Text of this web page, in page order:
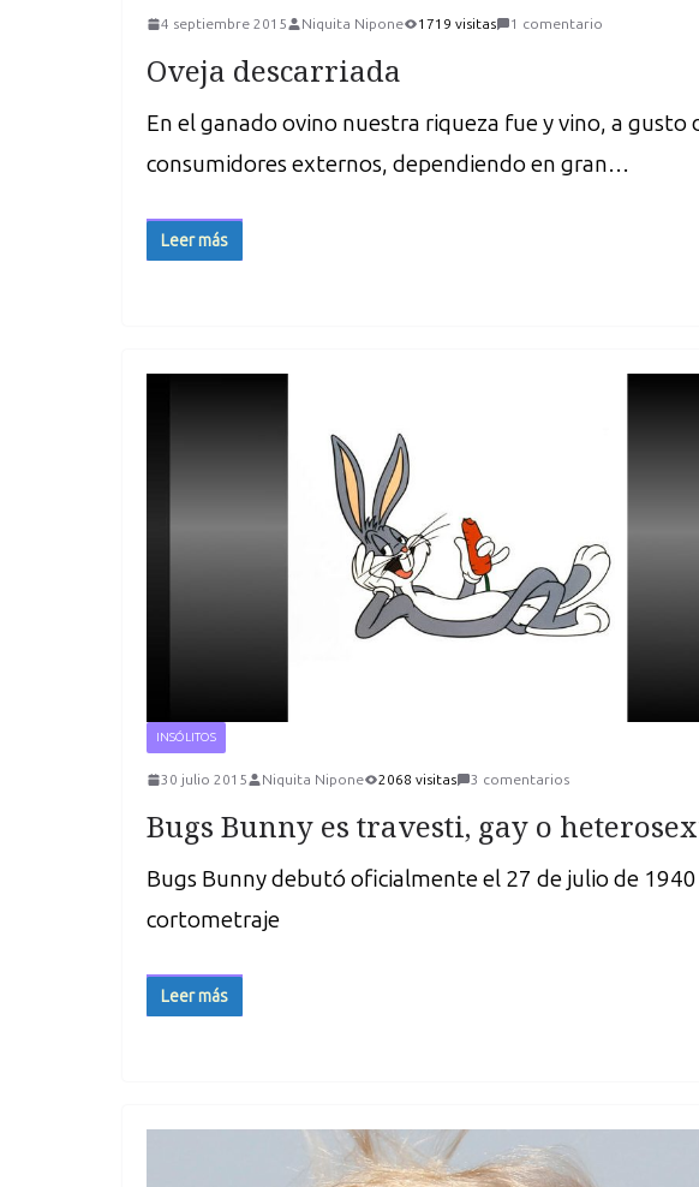
4 septiembre 2015 Niquita Nipone 1719 visitas 1 comentario
Oveja descarriada
En el ganado ovino nuestra riqueza fue y vino, a gusto
consumidores externos, dependiendo en gran…
Leer más
INSÓLITOS
30 julio 2015 Niquita Nipone 2068 visitas 3 comentarios
Bugs Bunny es travesti, gay o
Bugs Bunny debutó oficialmente el 27 de julio de
cortometraje
Leer más